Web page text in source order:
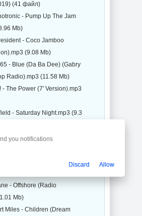
(41 файл)
- Pump Up The Jam
Mb)
- Coco Jamboo
(9.08 Mb)
- Blue (Da Ba Dee) (Gabry
Radio).mp3 (11.58 Mb)
- The Power (7' Version).mp3
- Saturday Night.mp3 (9.3
- L'amour Toujours
- Cotton Eye Joe.mp3 (8.16
- Offshore (Radio
Mb)
Miles - Children (Dream
you notifications
Discard Allow